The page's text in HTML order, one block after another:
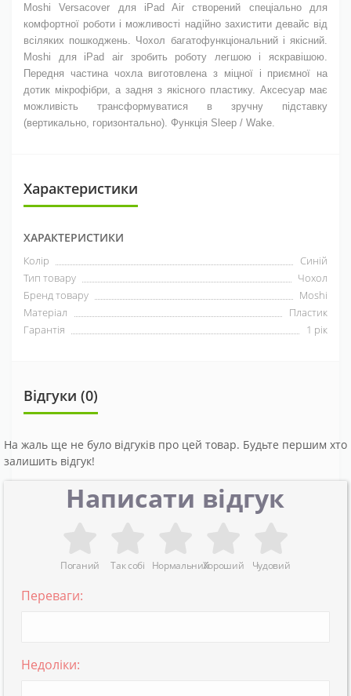
Moshi Versacover для iPad Air створений спеціально для
комфортної роботи і можливості надійно захистити девайс від
всіляких пошкоджень. Чохол багатофункціональний і якісний.
Moshi для iPad air зробить роботу легшою і яскравішою.
Передня частина чохла виготовлена з міцної і приємної на
дотик мікрофібри, а задня з якісного пластику. Аксесуар має
можливість трансформуватися в зручну підставку
(вертикально, горизонтально). Функція Sleep / Wake.
Характеристики
ХАРАКТЕРИСТИКИ
Колір
Синій
Тип товару
Чохол
Бренд товару
Moshi
Матеріал
Пластик
Гарантія
1 рік
Відгуки (0)
На жаль ще не було відгуків про цей товар. Будьте першим хто
залишить відгук!
Написати відгук
Поганий Так собі НормальнийХороший Чудовий
Переваги:
Недоліки: